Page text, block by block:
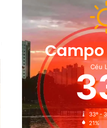
Céu
33º -
21%